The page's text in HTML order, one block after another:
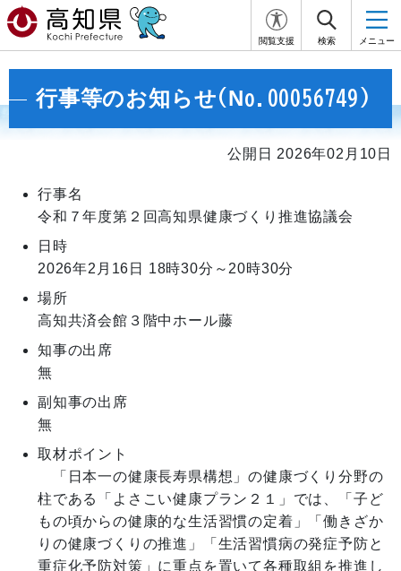
閲覧支援 検索 メニュー
行事等のお知らせ(No.00056749)
公開日 2026年02月10日
行事名
令和７年度第２回高知県健康づくり推進協議会
日時
2026年2月16日
18時30分～20時30分
場所
高知共済会館３階中ホール藤
知事の出席
無
副知事の出席
無
取材ポイント
「日本一の健康長寿県構想」の健康づくり分野の
柱である「よさこい健康プラン２１」では、「子ど
もの頃からの健康的な生活習慣の定着」「働きざか
りの健康づくりの推進」「生活習慣病の発症予防と
重症化予防対策」に重点を置いて各種取組を推進し